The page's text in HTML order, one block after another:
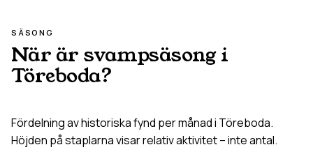
SÄSONG
När är svampsäsong i
Töreboda?
Fördelning av historiska fynd per månad i Töreboda.
Höjden på staplarna visar relativ aktivitet – inte antal.